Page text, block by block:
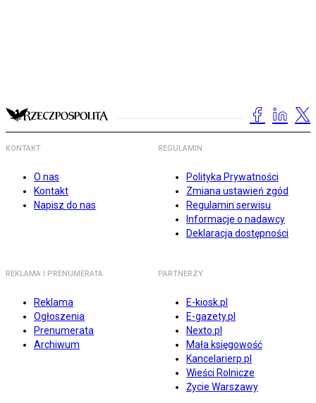
KONTAKT
O nas
Kontakt
Napisz do nas
REGULAMIN
Polityka Prywatności
Zmiana ustawień zgód
Regulamin serwisu
Informacje o nadawcy
Deklaracja dostępności
REKLAMA I PRENUMERATA
Reklama
Ogłoszenia
Prenumerata
Archiwum
PARTNERZY
E-kiosk.pl
E-gazety.pl
Nexto.pl
Mała księgowość
Kancelarierp.pl
Wieści Rolnicze
Życie Warszawy